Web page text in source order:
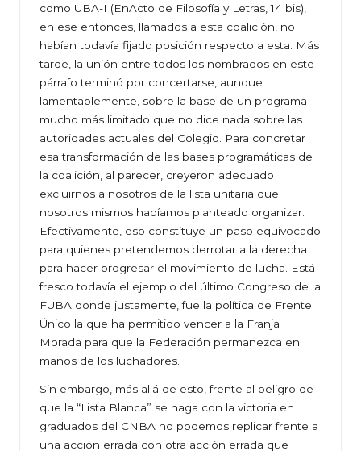
como UBA-I (EnActo de Filosofía y Letras, 14 bis),
en ese entonces, llamados a esta coalición, no
habían todavía fijado posición respecto a esta. Más
tarde, la unión entre todos los nombrados en este
párrafo terminó por concertarse, aunque
lamentablemente, sobre la base de un programa
mucho más limitado que no dice nada sobre las
autoridades actuales del Colegio. Para concretar
esa transformación de las bases programáticas de
la coalición, al parecer, creyeron adecuado
excluirnos a nosotros de la lista unitaria que
nosotros mismos habíamos planteado organizar.
Efectivamente, eso constituye un paso equivocado
para quienes pretendemos derrotar a la derecha
para hacer progresar el movimiento de lucha. Está
fresco todavía el ejemplo del último Congreso de la
FUBA donde justamente, fue la política de Frente
Único la que ha permitido vencer a la Franja
Morada para que la Federación permanezca en
manos de los luchadores.
Sin embargo, más allá de esto, frente al peligro de
que la “Lista Blanca” se haga con la victoria en
graduados del CNBA no podemos replicar frente a
una acción errada con otra acción errada que